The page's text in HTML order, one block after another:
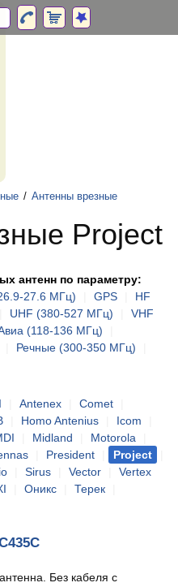
/ Антенны врезные
Project
антенн по параметру:
27.6 МГц) GPS
HF
UHF (380-527 МГц)
VHF
(118-136 МГц)
Речные (300-350 МГц)
Antenex Comet
Homo Antenius Icom
Midland Motorola
President Project
Sirus Vector
Vertex
Оникс Терек
Без кабеля с